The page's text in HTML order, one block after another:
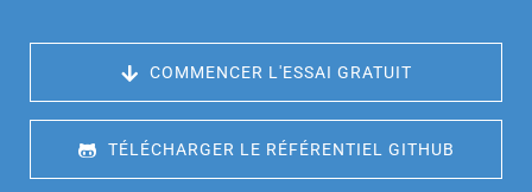
COMMENCER L'ESSAI GRATUIT
TÉLÉCHARGER LE RÉFÉRENTIEL GITHUB